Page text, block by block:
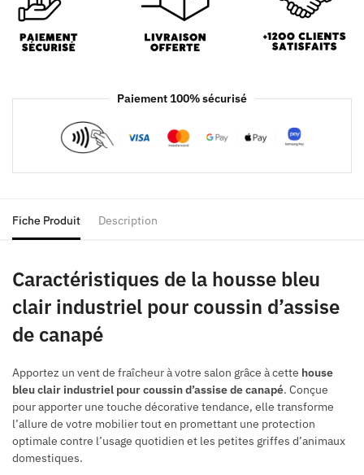
Paiement 100% sécurisé
Fiche Produit Description
Caractéristiques de la housse bleu
clair industriel pour coussin d’assise
de canapé
Apportez un vent de fraîcheur à votre salon grâce à cette house
bleu clair industriel pour coussin d’assise de canapé. Conçue
pour apporter une touche décorative tendance, elle transforme
l’allure de votre mobilier tout en promettant une protection
optimale contre l’usage quotidien et les petites griffes d’animaux
domestiques.